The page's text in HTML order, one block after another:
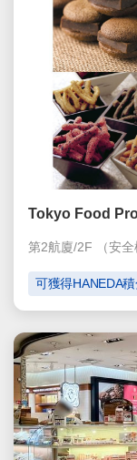
Tokyo Food
第2航廈/2F （安
可獲得HANEDA